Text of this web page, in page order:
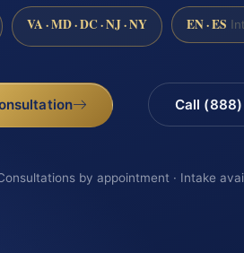
VA · MD · DC · NJ · NY EN · ES
Call
by appointment · Intake